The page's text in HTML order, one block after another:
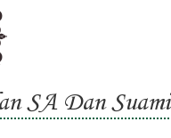
SA Dan Suami